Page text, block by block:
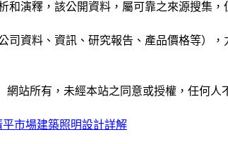
和演釋，該公開資料，屬可靠之來源搜集
司資料、資訊、研究報告、產品價格等）
網站所有，未經本站之同意或授權，任
市場建築照明設計詳解